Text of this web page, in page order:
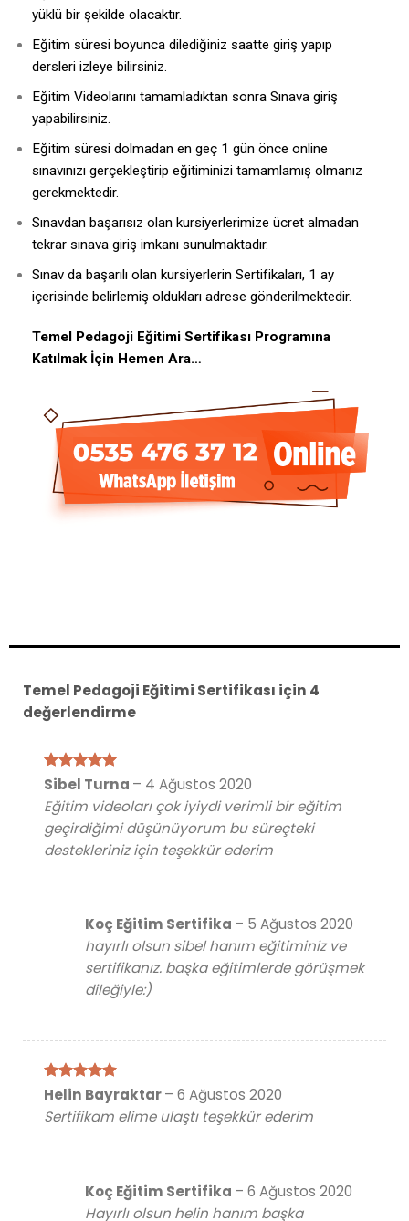
yüklü bir şekilde olacaktır.
Eğitim süresi boyunca dilediğiniz saatte giriş yapıp
dersleri izleye bilirsiniz.
Eğitim Videolarını tamamladıktan sonra Sınava giriş
yapabilirsiniz.
Eğitim süresi dolmadan en geç 1 gün önce online
sınavınızı gerçekleştirip eğitiminizi tamamlamış olmanız
gerekmektedir.
Sınavdan başarısız olan kursiyerlerimize ücret almadan
tekrar sınava giriş imkanı sunulmaktadır.
Sınav da başarılı olan kursiyerlerin Sertifikaları, 1 ay
içerisinde belirlemiş oldukları adrese gönderilmektedir.
Temel Pedagoji Eğitimi Sertifikası Programına
Katılmak İçin Hemen Ara…
Temel Pedagoji Eğitimi Sertifikası için 4
değerlendirme
5 üzerinden
Sibel Turna – 4 Ağustos 2020
Eğitim videoları çok iyiydi verimli bir eğitim
geçirdiğimi düşünüyorum bu süreçteki
destekleriniz için teşekkür ederim
Koç Eğitim Sertifika – 5 Ağustos 2020
hayırlı olsun sibel hanım eğitiminiz ve
sertifikanız. başka eğitimlerde görüşmek
dileğiyle:)
5 üzerinden
Helin Bayraktar– 6 Ağustos 2020
Sertifikam elime ulaştı teşekkür ederim
Koç Eğitim Sertifika – 6 Ağustos 2020
Hayırlı olsun helin hanım başka